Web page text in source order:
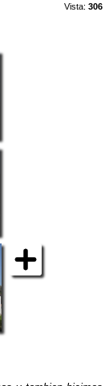
Vista: 306